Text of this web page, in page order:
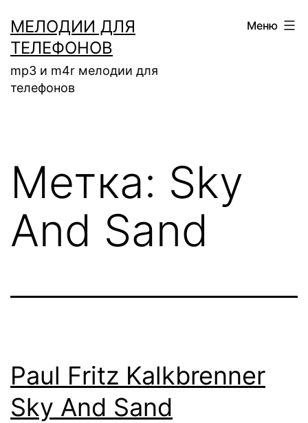
содержимому
МЕЛОДИИ ДЛЯ
ТЕЛЕФОНОВ
mp3 и m4r мелодии для
телефонов
Меню
Метка: Sky
And Sand
Paul Fritz Kalkbrenner
Sky And Sand